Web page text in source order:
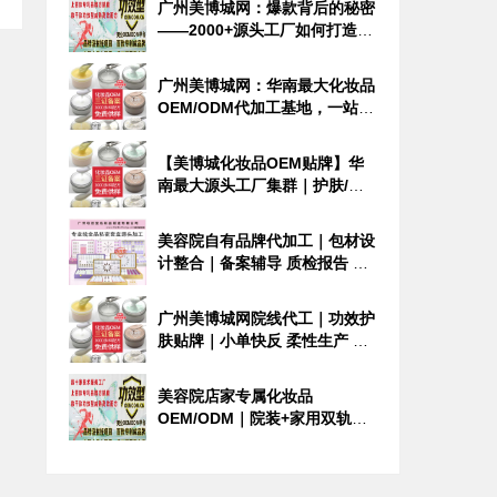
广州美博城网：爆款背后的秘密
——2000+源头工厂如何打造美
广州美博城网：华南最大化妆品
OEM/ODM代加工基地，一站式
【美博城化妆品OEM贴牌】华
南最大源头工厂集群｜护肤/养
美容院自有品牌代加工｜包材设
计整合｜备案辅导 质检报告 全
广州美博城网院线代工｜功效护
肤贴牌｜小单快反 柔性生产 稳
美容院店家专属化妆品
OEM/ODM｜院装+家用双轨定